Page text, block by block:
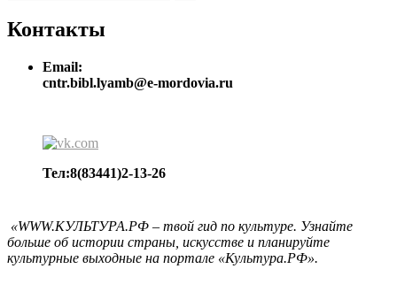
записям
Контакты
Email:
cntr.bibl.lyamb@e-mordovia.ru
Тел:8(83441)2-13-26
«WWW.КУЛЬТУРА.РФ – твой гид по культуре. Узнайте
больше об истории страны, искусстве и планируйте
культурные выходные на портале «Культура.РФ».